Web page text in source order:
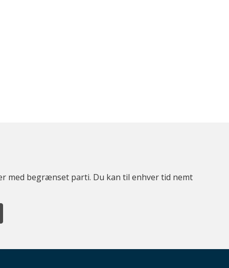
med begrænset parti. Du kan til enhver tid nemt